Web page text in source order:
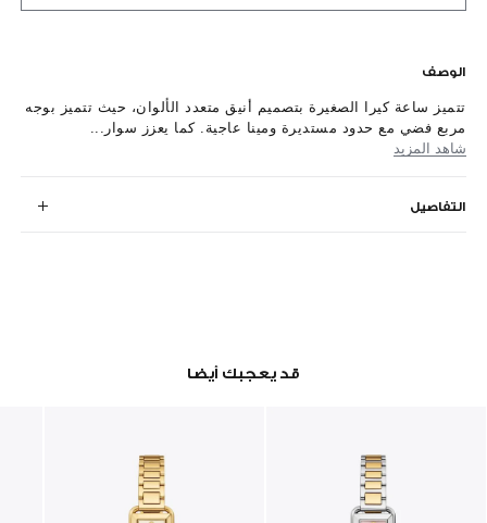
الوصف
تتميز ساعة كيرا الصغيرة بتصميم أنيق متعدد الألوان، حيث تتميز بوجه
مربع فضي مع حدود مستديرة ومينا عاجية. كما يعزز سوار...
شاهد المزيد
التفاصيل
قد يعجبك أيضا